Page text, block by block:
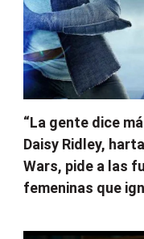
“La gente dice
Daisy Ridley,
Wars, pide a las
femeninas que